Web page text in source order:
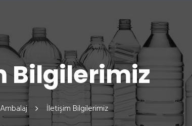
Bilgilerimiz
İletişim Bilgilerimiz